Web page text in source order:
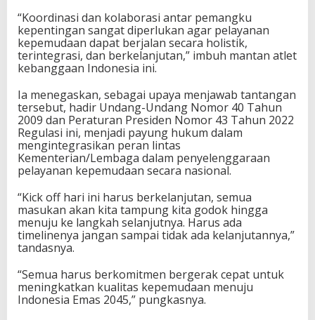
“Koordinasi dan kolaborasi antar pemangku
kepentingan sangat diperlukan agar pelayanan
kepemudaan dapat berjalan secara holistik,
terintegrasi, dan berkelanjutan,” imbuh mantan atlet
kebanggaan Indonesia ini.
Ia menegaskan, sebagai upaya menjawab tantangan
tersebut, hadir Undang-Undang Nomor 40 Tahun
2009 dan Peraturan Presiden Nomor 43 Tahun 2022
Regulasi ini, menjadi payung hukum dalam
mengintegrasikan peran lintas
Kementerian/Lembaga dalam penyelenggaraan
pelayanan kepemudaan secara nasional.
“Kick off hari ini harus berkelanjutan, semua
masukan akan kita tampung kita godok hingga
menuju ke langkah selanjutnya. Harus ada
timelinenya jangan sampai tidak ada kelanjutannya,”
tandasnya.
“Semua harus berkomitmen bergerak cepat untuk
meningkatkan kualitas kepemudaan menuju
Indonesia Emas 2045,” pungkasnya.